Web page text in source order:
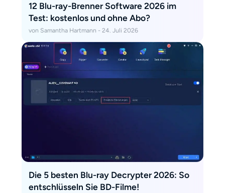
12 Blu-ray-Brenner Software 2026 im
Test: kostenlos und ohne Abo?
von Samantha Hartmann - 24. Juli 2026
Die 5 besten Blu-ray Decrypter 2026: So
entschlüsseln Sie BD-Filme!